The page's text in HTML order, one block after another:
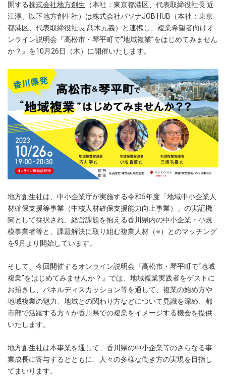
開する株式会社地方創生 （本社：東京都港区、代表取締役社長 近
江淳、以下地方創生社）は株式会社パソナJOB HUB（本社：東京
都港区、代表取締役社長 髙木元義）と連携し、複業希望者向けオ
ンライン説明会『高松市・琴平町で“地域複業”をはじめてみません
か？』を10月26日（木）に開催いたします。
地方創生社は、中小企業庁が実施する令和5年度「地域中小企業人
材確保支援等事業（中核人材確保支援能力向上事業）」の実証機
関として採択され、経営課題を抱える香川県内の中小企業・小規
模事業者等と、課題解決に取り組む複業人材（※）とのマッチング
を9月より開始しています。
そして、今回開催するオンライン説明会『高松市・琴平町で“地域
複業”をはじめてみませんか？』では、地域複業実践者をゲストに
お招きし、パネルディスカッション等を通して、複業の始め方や
地域複業の魅力、地域との関わり方などについて見識を深め、都
市部で活躍する方々が香川県での複業をイメージする機会を提供
いたします。
地方創生社は本事業を通して、香川県の中小企業等のさらなる事
業成長に寄与するとともに、人々の多様な働き方の実現を目指し
てまいります。